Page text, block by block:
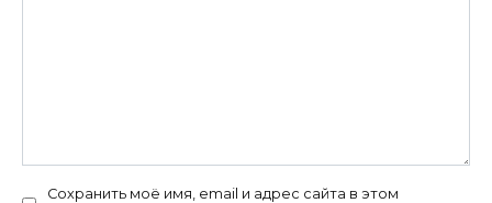
Сохранить моё имя, email и адрес сайта в этом